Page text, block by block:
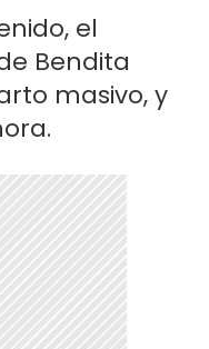
el
Bendita
masivo, y